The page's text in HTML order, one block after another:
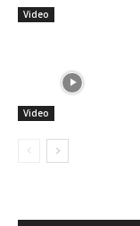
Video
Video